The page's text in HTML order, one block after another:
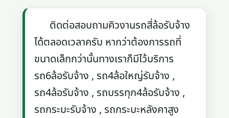
ติดต่อสอบถามคิวงานรถสี่ล้อรับจ้าง
ได้ตลอดเวลาครับ หากว่าต้องการรถที่
ขนาดเล็กกว่านั้นทางเราก็มีไว้บริการ
รถ6ล้อรับจ้าง , รถ4ล้อใหญ่รับจ้าง ,
รถ4ล้อรับจ้าง , รถบรรทุก4ล้อรับจ้าง ,
รถกระบะรับจ้าง , รถกระบะหลังคาสูง